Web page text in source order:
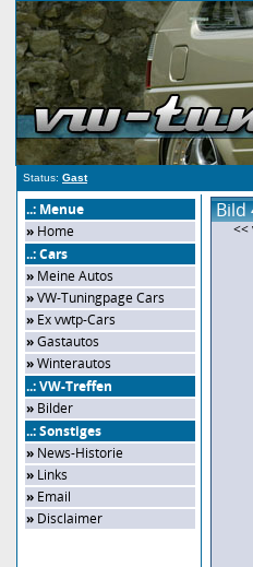
Status: Gast
..: Menue
» Home
..: Cars
» Meine Autos
»VW-Tuningpage Cars
» Ex vwtp-Cars
»Gastautos
»Winterautos
..: VW-Treffen
» Bilder
..: Sonstiges
» News-Historie
» Links
» Email
» Disclaimer
Bild
<<